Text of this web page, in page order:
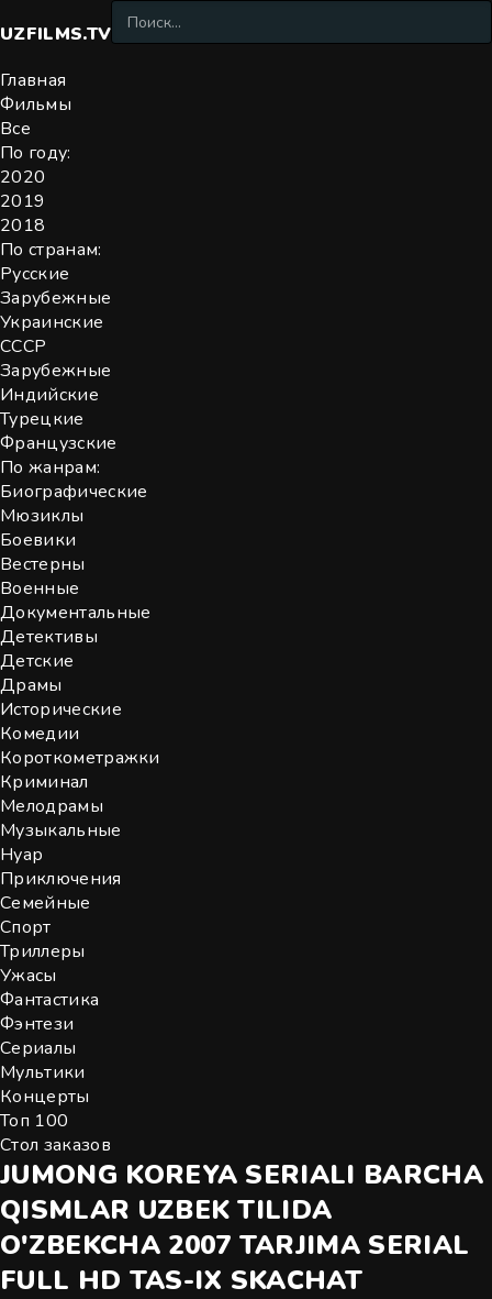
UZFILMS.TV
Главная
Фильмы
Все
По году:
2020
2019
2018
По странам:
Русские
Зарубежные
Украинские
СССР
Зарубежные
Индийские
Турецкие
Французские
По жанрам:
Биографические
Мюзиклы
Боевики
Вестерны
Военные
Документальные
Детективы
Детские
Драмы
Исторические
Комедии
Короткометражки
Криминал
Мелодрамы
Музыкальные
Нуар
Приключения
Семейные
Спорт
Триллеры
Ужасы
Фантастика
Фэнтези
Сериалы
Мультики
Концерты
Топ 100
Стол заказов
JUMONG KOREYA SERIALI BARCHA
QISMLAR UZBEK TILIDA
O'ZBEKCHA 2007 TARJIMA SERIAL
FULL HD TAS-IX SKACHAT